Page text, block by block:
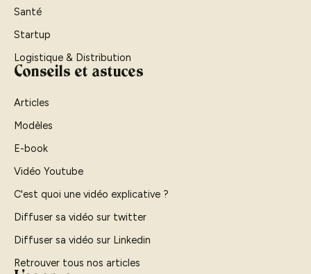
Santé
Startup
Logistique & Distribution
Conseils et astuces
Articles
Modèles
E-book
Vidéo Youtube
C'est quoi une vidéo explicative ?
Diffuser sa vidéo sur twitter
Diffuser sa vidéo sur Linkedin
Retrouver tous nos articles